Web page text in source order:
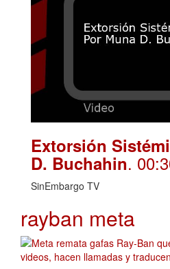
Extorsión
D. Buchahin.
SinEmbargo TV
rayban meta